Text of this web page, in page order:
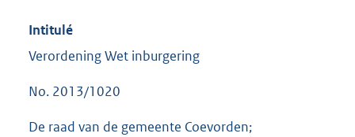
Intitulé
Verordening Wet inburgering
No. 2013/1020
De raad van de gemeente Coevorden;